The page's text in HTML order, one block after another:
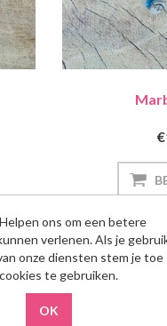
ons om een betere
verlenen. Als je
onze diensten stem je toe
te gebruiken.